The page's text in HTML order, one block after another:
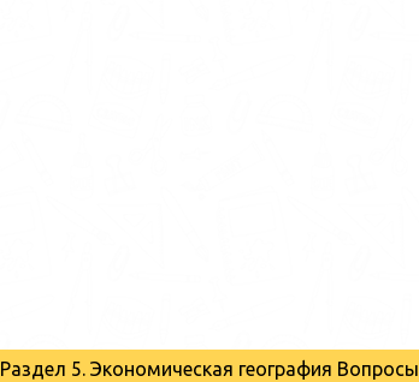
Раздел 5. Экономическая география Вопросы